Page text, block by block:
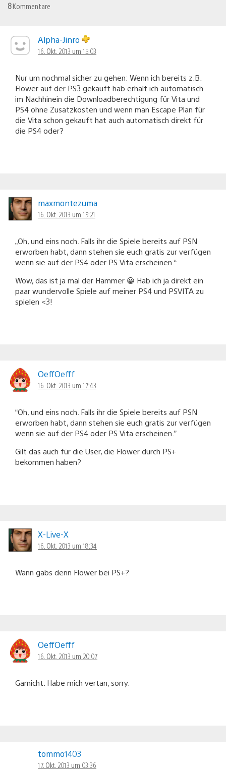
8Kommentare
Alpha-Jinro
16. Okt. 2013 um 15:03
Nur um nochmal sicher zu gehen: Wenn ich bereits z.B.
Flower auf der PS3 gekauft hab erhalt ich automatisch
im Nachhinein die Downloadberechtigung für Vita und
PS4 ohne Zusatzkosten und wenn man Escape Plan für
die Vita schon gekauft hat auch automatisch direkt für
die PS4 oder?
maxmontezuma
16. Okt. 2013 um 15:21
„Oh, und eins noch. Falls ihr die Spiele bereits auf PSN
erworben habt, dann stehen sie euch gratis zur verfügen
wenn sie auf der PS4 oder PS Vita erscheinen.“
Wow, das ist ja mal der Hammer 😀 Hab ich ja direkt ein
paar wundervolle Spiele auf meiner PS4 und PSVITA zu
spielen <3!
OeffOefff
16. Okt. 2013 um 17:43
“Oh, und eins noch. Falls ihr die Spiele bereits auf PSN
erworben habt, dann stehen sie euch gratis zur verfügen
wenn sie auf der PS4 oder PS Vita erscheinen.”
Gilt das auch für die User, die Flower durch PS+
bekommen haben?
X-Live-X
16. Okt. 2013 um 18:34
Wann gabs denn Flower bei PS+?
OeffOefff
16. Okt. 2013 um 20:07
Garnicht. Habe mich vertan, sorry.
tommo1403
17. Okt. 2013 um 03:36